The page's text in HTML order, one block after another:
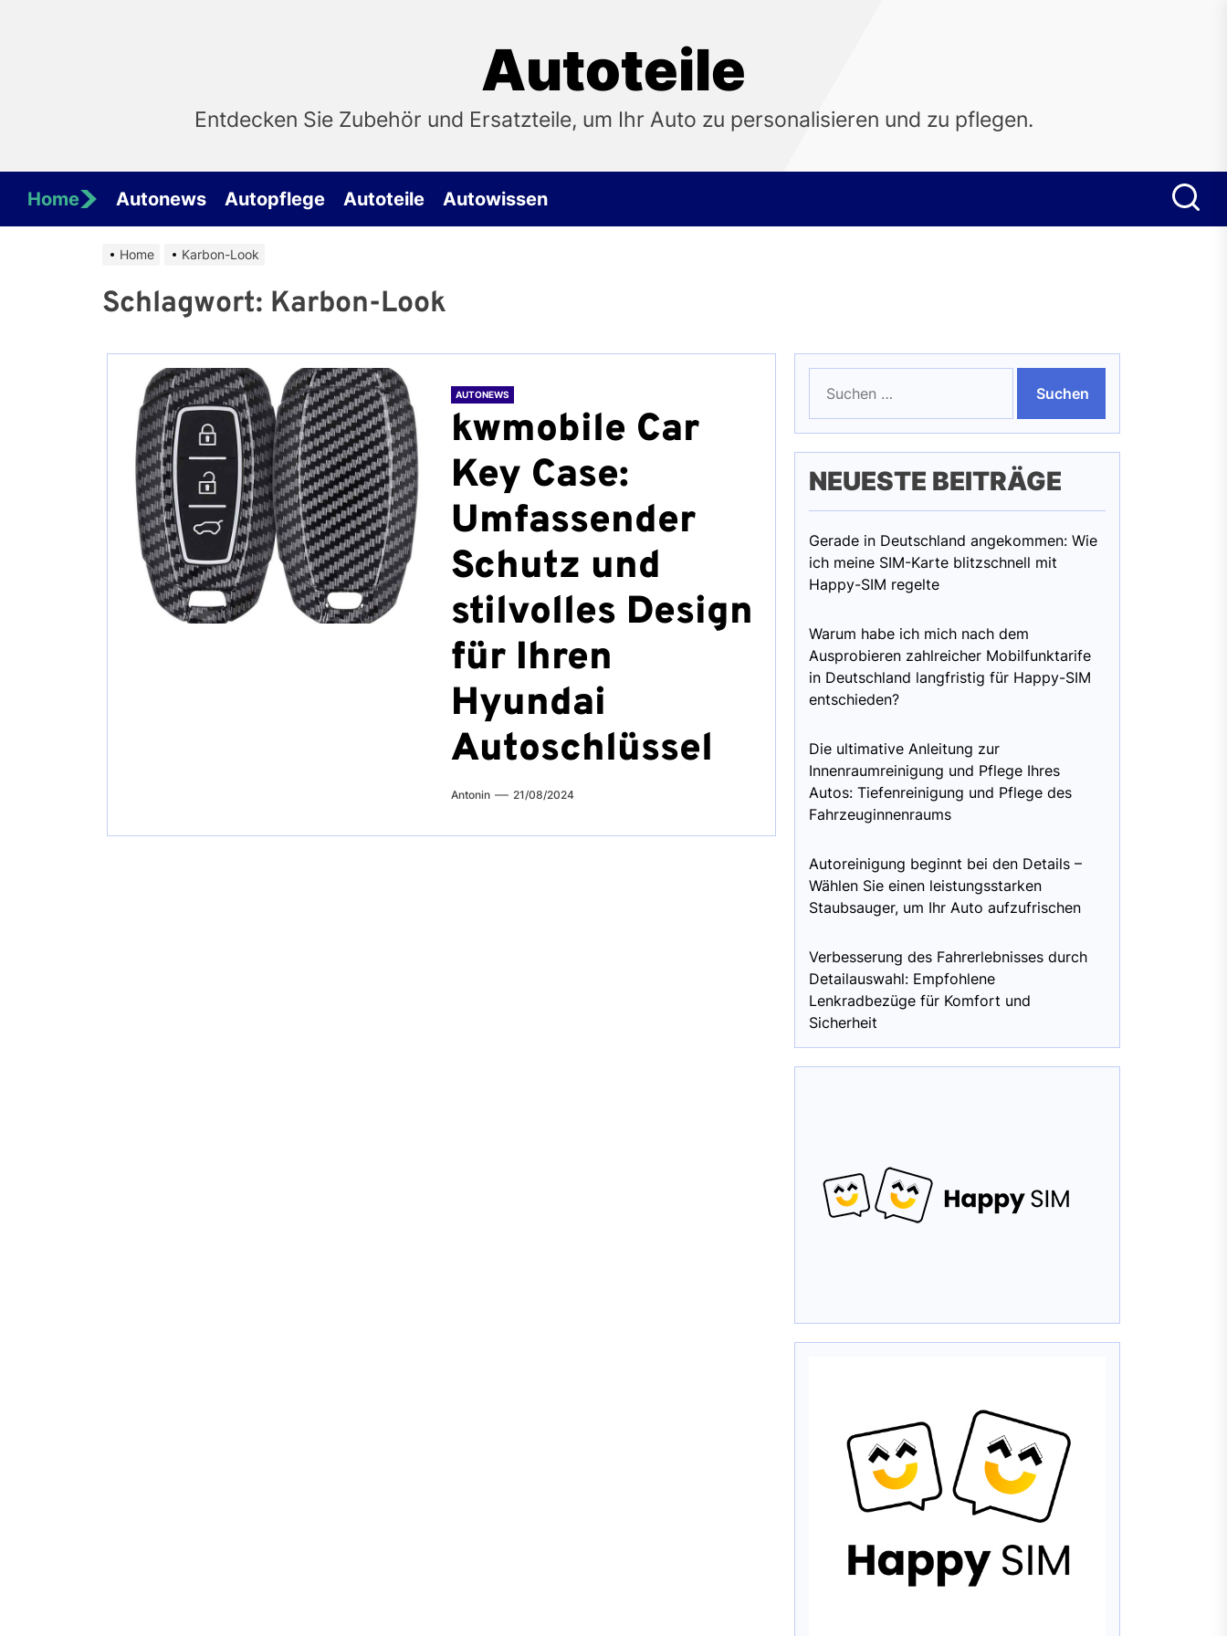
Autoteile
Entdecken Sie Zubehör und Ersatzteile, um Ihr Auto zu personalisieren und zu pflegen.
Home Autonews Autopflege Autoteile Autowissen
Home Karbon-Look
Schlagwort: Karbon-Look
AUTONEWS
kwmobile Car
Key Case:
Umfassender
Schutz und
stilvolles Design
für Ihren
Hyundai
Autoschlüssel
Antonin 21/08/2024
nach:
NEUESTE BEITRÄGE
Gerade in Deutschland angekommen: Wie
ich meine SIM-Karte blitzschnell mit
Happy-SIM regelte
Warum habe ich mich nach dem
Ausprobieren zahlreicher Mobilfunktarife
in Deutschland langfristig für Happy-SIM
entschieden?
Die ultimative Anleitung zur
Innenraumreinigung und Pflege Ihres
Autos: Tiefenreinigung und Pflege des
Fahrzeuginnenraums
Autoreinigung beginnt bei den Details –
Wählen Sie einen leistungsstarken
Staubsauger, um Ihr Auto aufzufrischen
Verbesserung des Fahrerlebnisses durch
Detailauswahl: Empfohlene
Lenkradbezüge für Komfort und
Sicherheit